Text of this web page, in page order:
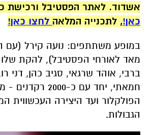
אשדוד. לאתר הפסטיבל ורכישת
כאן!, לתכנייה המלאה לחצו כאן!
במופע משתתפים: נועה קירל (עם
מאד לאורחי הפסטיבל), להקת
ברבי, אוהד שרגאי, סגיב כהן, דני
חמאתי, יחד עם כ-
הפולקלור ועד היצירה העכשווית
הגבולות.